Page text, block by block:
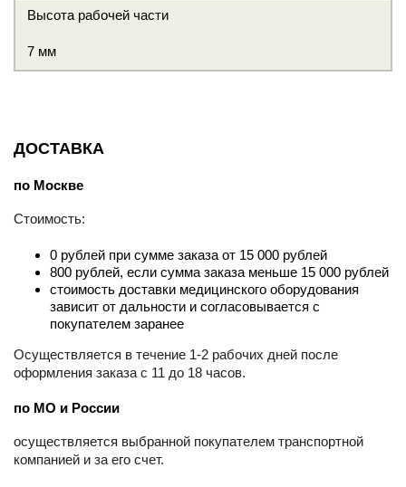
Высота рабочей части
7 мм
ДОСТАВКА
по Москве
Стоимость:
0 рублей при сумме заказа от 15 000 рублей
800 рублей, если сумма заказа меньше 15 000 рублей
стоимость доставки медицинского оборудования
зависит от дальности и согласовывается с
покупателем заранее
Осуществляется в течение 1-2 рабочих дней после
оформления заказа с 11 до 18 часов.
по МО и России
осуществляется выбранной покупателем транспортной
компанией и за его счет.